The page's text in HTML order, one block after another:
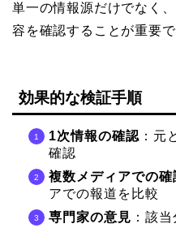
単一の情報源だけでなく
容を確認することが重要で
効果的な検証手順
1次情報の確認 ：元
確認
複数メディアでの確
アでの報道を比較
専門家の意見 ：該